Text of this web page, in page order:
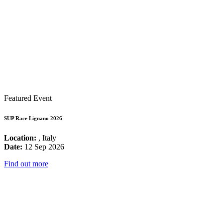
Featured Event
SUP Race Lignano 2026
Location: , Italy
Date: 12 Sep 2026
Find out more